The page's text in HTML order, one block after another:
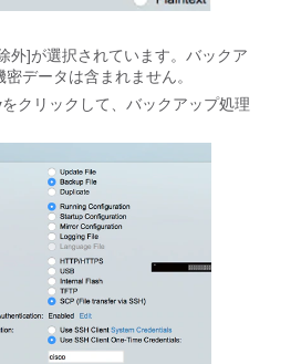
外]が選択されています。バックア
データは含まれません。
をクリックして、バックアップ処理